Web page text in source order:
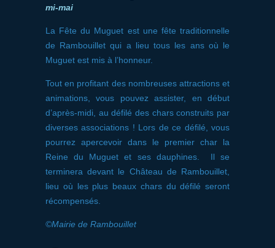
mi-mai
La Fête du Muguet est une fête traditionnelle
de Rambouillet qui a lieu tous les ans où le
Muguet est mis à l’honneur.
Tout en profitant des nombreuses attractions et
animations, vous pouvez assister, en début
d’après-midi, au défilé des chars construits par
diverses associations ! Lors de ce défilé, vous
pourrez apercevoir dans le premier char la
Reine du Muguet et ses dauphines. Il se
terminera devant le Château de Rambouillet,
lieu où les plus beaux chars du défilé seront
récompensés.
©Mairie de Rambouillet